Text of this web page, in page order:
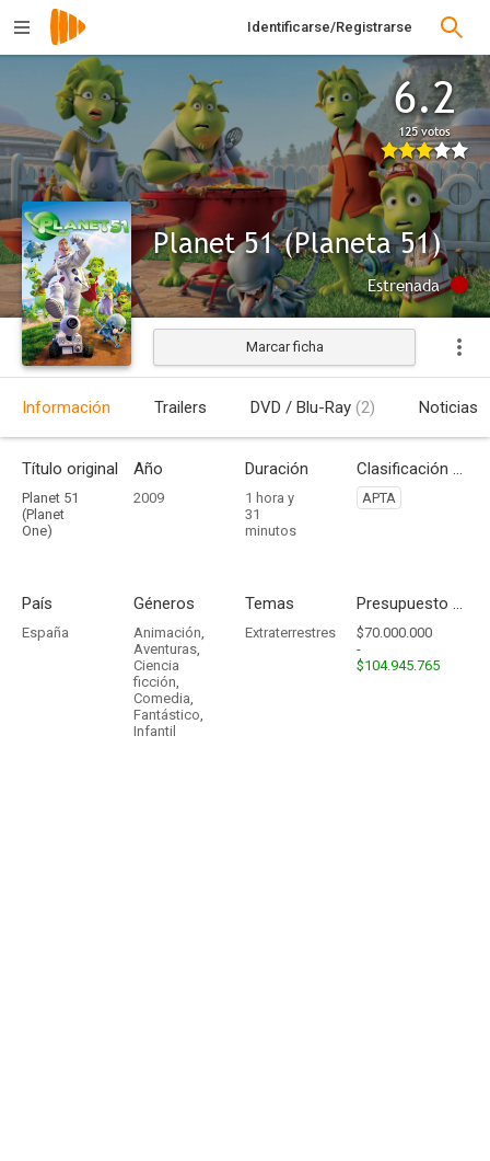
Identificarse/Registrarse
6.2
125 votos
Planet 51 (Planeta 51)
Estrenada
Marcar ficha
Información Trailers DVD / Blu-Ray (2) Noticias
Título original
Planet 51
(Planet
One)
Año
2009
Duración
1 hora y
31
minutos
Clasificación por edades
APTA
País
España
Géneros
Animación,
Aventuras,
Ciencia
ficción,
Comedia,
Fantástico,
Infantil
Temas
Extraterrestres
Presupuesto - Ingresos
$70.000.000
-
$104.945.765